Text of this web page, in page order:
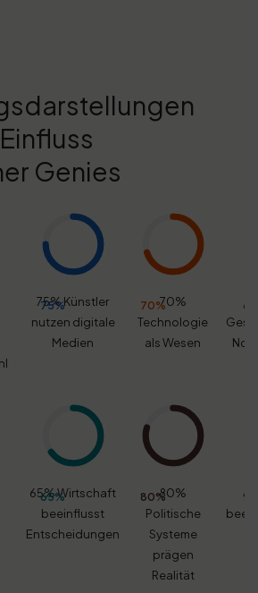
Genies
75%
75% Künstler
nutzen digitale
Medien
70%70%
Technologie
als Wesen
65%
65% Wirtschaft
beeinflusst
Entscheidungen
80%80%
Politische
Systeme
prägen
Realität